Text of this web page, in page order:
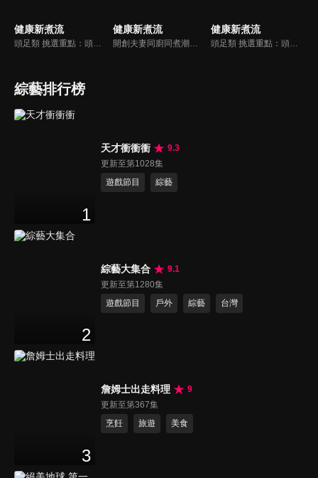
健康新煮流
頭足類 挑選重點：頭足類利用清洗時去除內臟可以降低膽固醇的攝取。挑選雙眼清澈明亮，眼球稍微凸出，肉質結實有彈性為佳。身體具透明感，觸腕或是吸盤一碰到活體就會吸附住便是新鮮的。
健康新煮流
開創夫妻同廚同煮潮流的KC夫婦，繼《健康醫食代》後，走出攝影棚，帶大家全台走透透，發掘上帝賞賜的美味食材，內容融合新加坡南洋風和客家純樸味，加上台灣獨特的閩南風情，互相激盪交織出的火花，打造出獨一無二的美食節目。
健康新煮流
頭足類 挑選重點：頭足類利用清洗時去除內臟可以降低膽固醇的攝取。挑選雙眼清澈明亮，眼球稍微凸出，肉質結實有彈性為佳。身體具透明感，觸腕或是吸盤一碰到活體就會吸附住便是新鮮的。
綜藝排行榜
1
天才衝衝衝
9.3
更新至第1028集
遊戲節目
綜藝
2
綜藝大集合
9.1
更新至第1280集
遊戲節目
戶外 綜藝 台灣
3
詹姆士出走料理
9
更新至第367集
烹飪
旅遊 美食